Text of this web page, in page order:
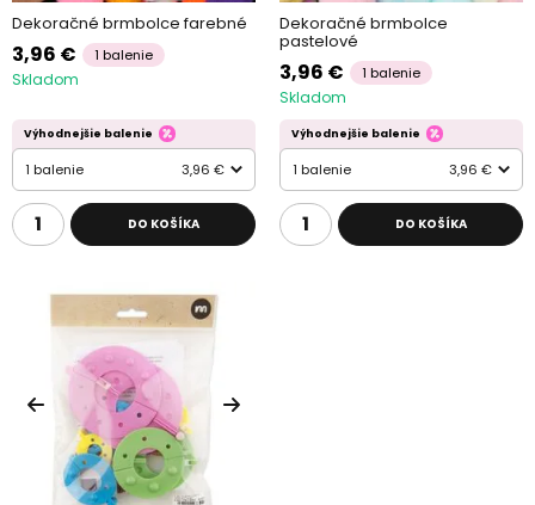
Dekoračné brmbolce farebné
3,96 € 1 balenie
Skladom
Výhodnejšie balenie
1 balenie 3,96 €
DO KOŠÍKA
Dekoračné brmbolce
pastelové
3,96 € 1 balenie
Skladom
Výhodnejšie balenie
1 balenie 3,96 €
DO KOŠÍKA